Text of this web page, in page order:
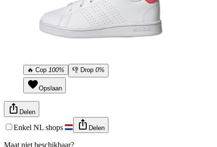
🔥 Cop 100% 👎 Drop 0%
Opslaan
Delen
Enkel NL shops Delen
Maat niet beschikbaar?